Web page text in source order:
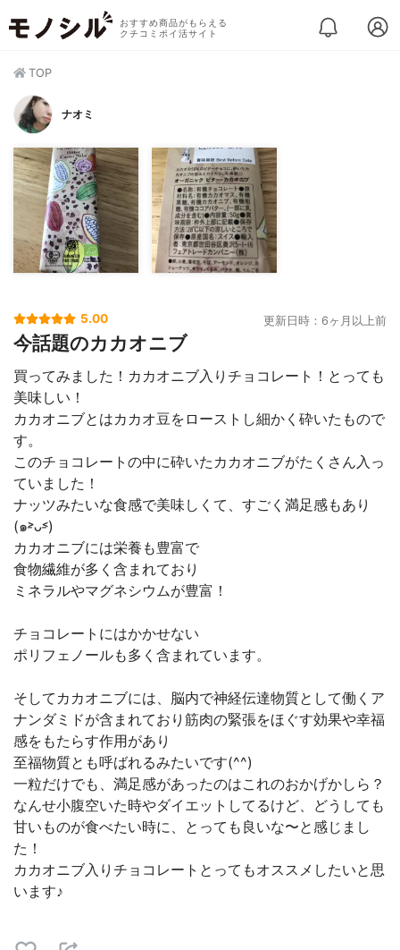
おすすめ商品がもらえる
クチコミポイ活サイト
TOP
ナオミ
5.00 更新日時：6ヶ月以上前
今話題のカカオニブ
買ってみました！カカオニブ入りチョコレート！とっても
美味しい！
カカオニブとはカカオ豆をローストし細かく砕いたもので
す。
このチョコレートの中に砕いたカカオニブがたくさん入っ
ていました！
ナッツみたいな食感で美味しくて、すごく満足感もあり
(๑˃̵ᴗ˂̵)
カカオニブには栄養も豊富で
食物繊維が多く含まれており
ミネラルやマグネシウムが豊富！
チョコレートにはかかせない
ポリフェノールも多く含まれています。
そしてカカオニブには、脳内で神経伝達物質として働くア
ナンダミドが含まれており筋肉の緊張をほぐす効果や幸福
感をもたらす作用があり
至福物質とも呼ばれるみたいです(^^)
一粒だけでも、満足感があったのはこれのおかげかしら？
なんせ小腹空いた時やダイエットしてるけど、どうしても
甘いものが食べたい時に、とっても良いな〜と感じまし
た！
カカオニブ入りチョコレートとってもオススメしたいと思
います♪